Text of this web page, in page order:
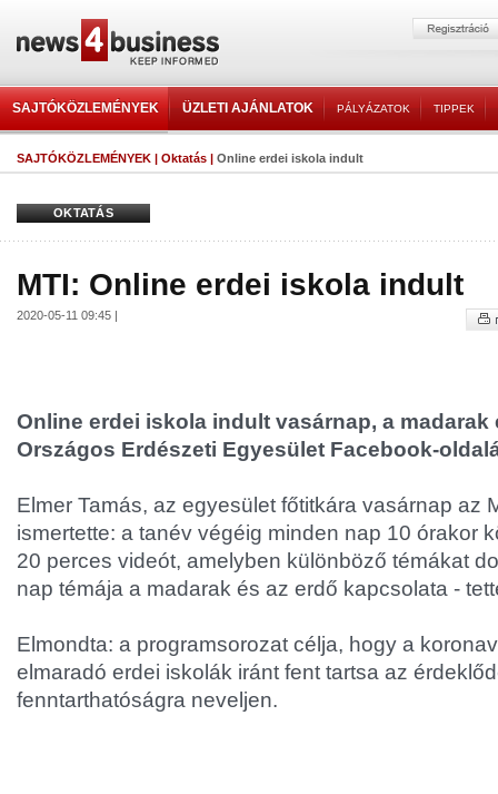
SAJTÓKÖZLEMÉNYEK ÜZLETI AJÁNLATOK PÁLYÁZATOK TIPPEK
SAJTÓKÖZLEMÉNYEK | Oktatás | Online erdei iskola indult
OKTATÁS
MTI: Online erdei iskola indult
2020-05-11 09:45 |
Online erdei iskola indult vasárnap, a madarak
Országos Erdészeti Egyesület Facebook-
Elmer Tamás, az egyesület főtitkára vasárnap az
ismertette: a tanév végéig minden nap 10 órakor
20 perces videót, amelyben különböző témákat
nap témája a madarak és az erdő kapcsolata -
Elmondta: a programsorozat célja, hogy a
elmaradó erdei iskolák iránt fent tartsa az
fenntarthatóságra neveljen.